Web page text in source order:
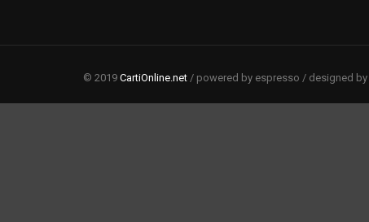
© 2019 CartiOnline.net / powered by espresso / designed by